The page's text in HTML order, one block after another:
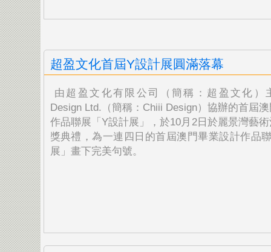
超盈文化首屆Y設計展圓滿落幕
由超盈文化有限公司（簡稱：超盈文化）
Design Ltd.（簡稱：Chiii Design）協辦的首屆
作品聯展「Y設計展」，於10月2日於麗景灣藝
獎典禮，為一連四日的首屆澳門畢業設計作品
展」畫下完美句號。